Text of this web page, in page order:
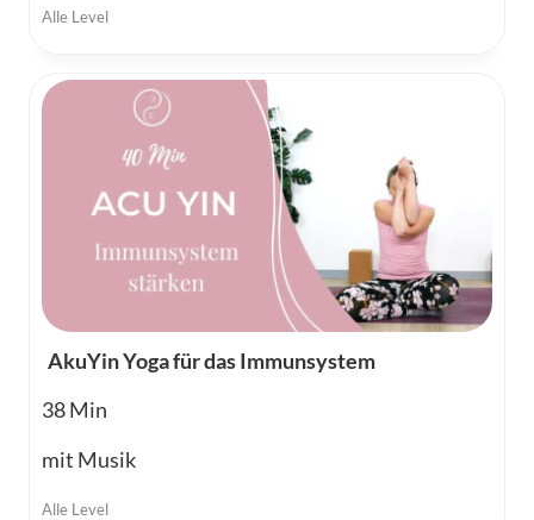
Alle Level
AkuYin Yoga für das Immunsystem
38
mit Musik
Alle Level